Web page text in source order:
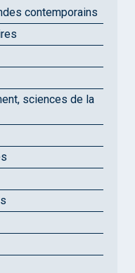
contemporains
sciences de la